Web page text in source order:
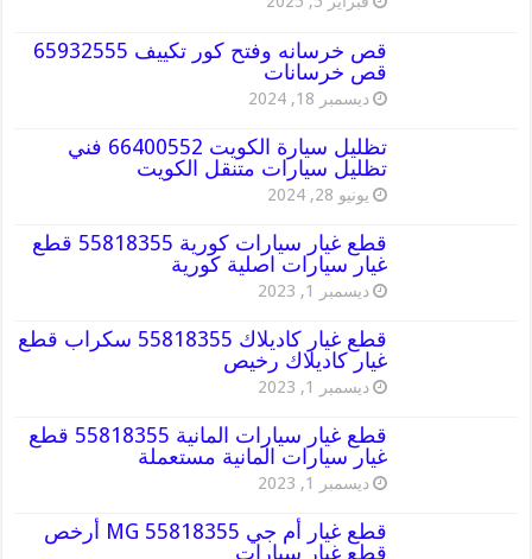
قص خرسانه وفتح كور تكييف 65932555
قص خرسانات
ديسمبر 18, 2024
تظليل سيارة الكويت 66400552 فني
تظليل سيارات متنقل الكويت
يونيو 28, 2024
قطع غيار سيارات كورية 55818355 قطع
غيار سيارات اصلية كورية
ديسمبر 1, 2023
قطع غيار كاديلاك 55818355 سكراب قطع
غيار كاديلاك رخيص
ديسمبر 1, 2023
قطع غيار سيارات المانية 55818355 قطع
غيار سيارات المانية مستعملة
ديسمبر 1, 2023
قطع غيار أم جي MG 55818355 أرخص
قطع غيار سيارات